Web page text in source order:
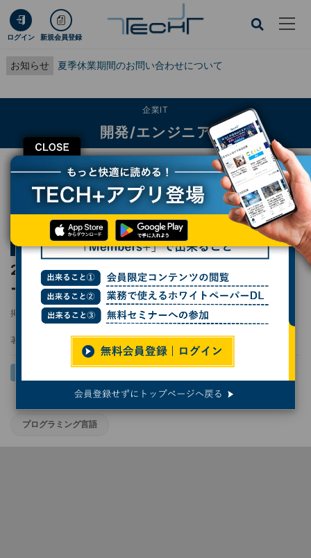
ログイン 新規会員登録
お知らせ 夏季休業期間のお問い合わせについて
CLOSE
企業IT
開発/エンジニア
TECH+ 企業IT
開発/エンジニア
2022年に飛躍した3大言語はどれ？バブルソートを書いて比較しよう！
第45回 世界のプログラミング言語
2022年に飛躍した3大言語はどれ？バブルソ
ートを書いて比較しよう！
掲載日 2022/12/05 08:29
著者： クジラ飛行机
プログラミング言語